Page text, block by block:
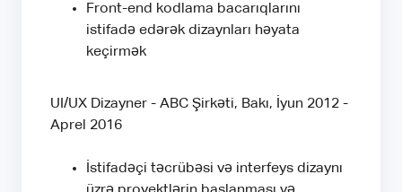
Front-end kodlama bacarıqlarını
istifadə edərək dizaynları həyata
keçirmək
UI/UX Dizayner - ABC Şirkəti, Bakı, İyun 2012 -
Aprel 2016
İstifadəçi təcrübəsi və interfeys dizaynı